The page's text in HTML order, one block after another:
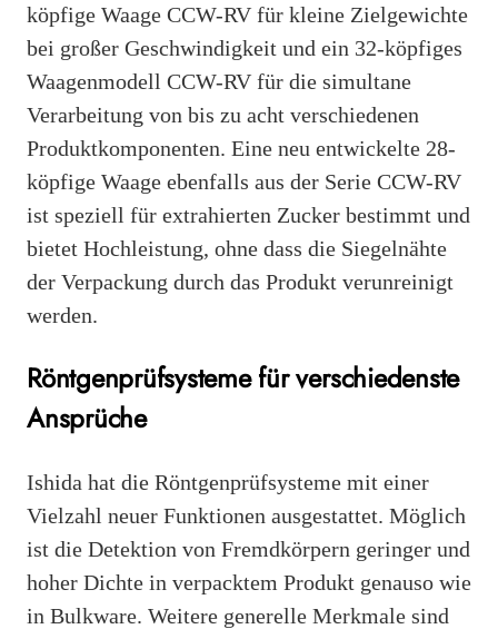
köpfige Waage CCW-RV für kleine Zielgewichte
bei großer Geschwindigkeit und ein 32-köpfiges
Waagenmodell CCW-RV für die simultane
Verarbeitung von bis zu acht verschiedenen
Produktkomponenten. Eine neu entwickelte 28-
köpfige Waage ebenfalls aus der Serie CCW-RV
ist speziell für extrahierten Zucker bestimmt und
bietet Hochleistung, ohne dass die Siegelnähte
der Verpackung durch das Produkt verunreinigt
werden.
Röntgenprüfsysteme für verschiedenste
Ansprüche
Ishida hat die Röntgenprüfsysteme mit einer
Vielzahl neuer Funktionen ausgestattet. Möglich
ist die Detektion von Fremdkörpern geringer und
hoher Dichte in verpacktem Produkt genauso wie
in Bulkware. Weitere generelle Merkmale sind